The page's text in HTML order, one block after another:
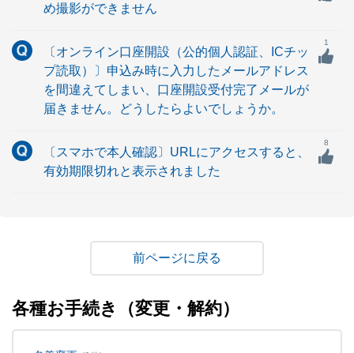
め撮影ができません
〔オンライン口座開設（公的個人認証、ICチッ
プ読取）〕申込み時に入力したメールアドレス
を間違えてしまい、口座開設受付完了メールが
届きません。どうしたらよいでしょうか。
1
〔スマホで本人確認〕URLにアクセスすると、
有効期限切れと表示されました
8
戻る
各種お手続き（変更・解約）